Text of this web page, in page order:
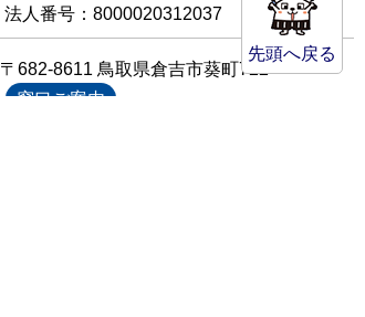
先頭へ戻る
法人番号：8000020312037
〒682-8611 鳥取県倉吉市葵町722
窓口ご案内